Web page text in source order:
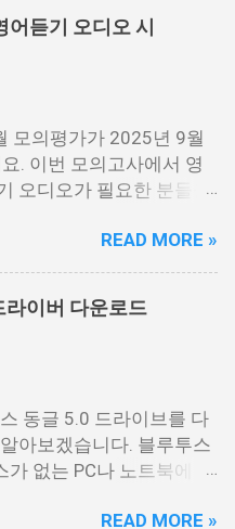
아래 PDF파일을 다운로
다. 홀수랑 짝수가 나누
필요한 각각 필요한 분들
.pdf 수능 영어듣기 음성
수능 영어 정답지 수능
영어듣기 대본.pdf 영어
르면 다운로드를 받을 수
니다. 이걸 눌르시면 됩니
.MP3 📌 2026학년도 수
급컷 정리
어듣기 오디오 시
모의평가가 2025년 9월
. 이번 모의고사에서 영
오디오가 필요한 분들을
니다. 이번 시험은 수능시
의고사 시험으로 수능을
주 중요한 시험입니다. 저
시험은 수능때까지 여
9월 모의고사 영어 해설
해설지.pdf 9월 모의고사
어듣기.mp3 9월 모의고
READ MORE »
라이버 다운로드
동글 5.0 드라이브를 다
아보겠습니다. 블루투스
가 없는 PC나 노트북에 연
는데요. 저도 PC에 블루투
READ MORE »